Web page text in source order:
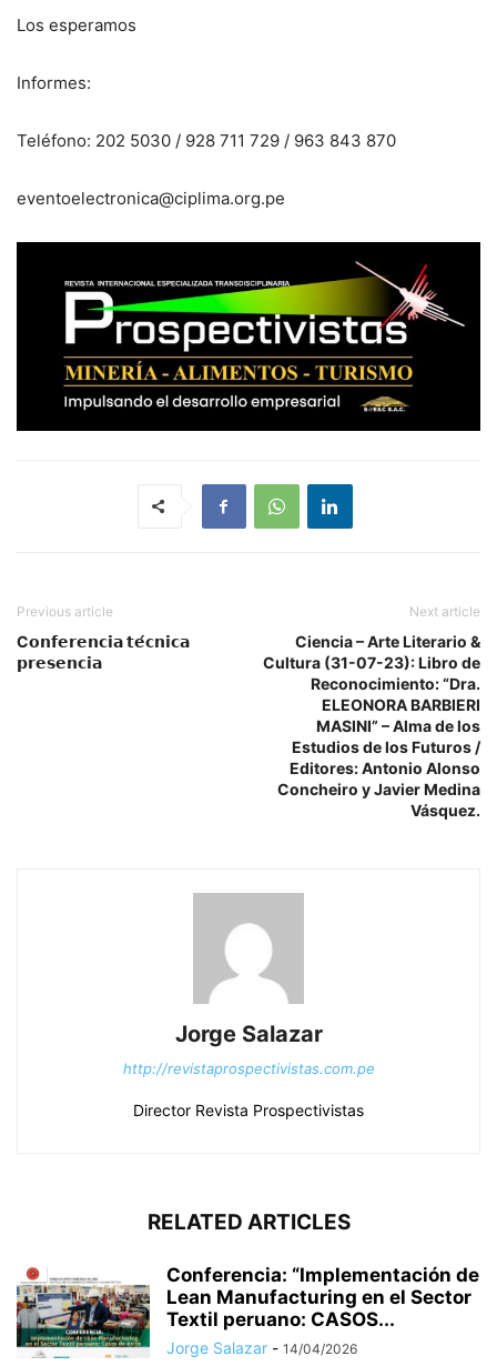
Los esperamos
Informes:
Teléfono: 202 5030 / 928 711 729 / 963 843 870
eventoelectronica@ciplima.org.pe
Previous article
C𝗼𝗻𝗳𝗲𝗿𝗲𝗻𝗰𝗶𝗮 𝘁𝗲́𝗰𝗻𝗶𝗰𝗮
𝗽𝗿𝗲𝘀𝗲𝗻𝗰𝗶𝗮
Next article
Ciencia – Arte Literario &
Cultura (31-07-23): Libro de
Reconocimiento: “Dra.
ELEONORA BARBIERI
MASINI” – Alma de los
Estudios de los Futuros /
Editores: Antonio Alonso
Concheiro y Javier Medina
Vásquez.
Jorge Salazar
http://revistaprospectivistas.com.pe
Director Revista Prospectivistas
RELATED ARTICLES
Conferencia: “Implementación de
Lean Manufacturing en el Sector
Textil peruano: CASOS...
Jorge Salazar - 14/04/2026